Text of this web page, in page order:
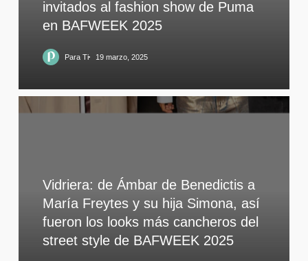
invitados al fashion show de Puma
en BAFWEEK 2025
Para Ti 19 marzo, 2025
Vidriera: de Ámbar de Benedictis a
María Freytes y su hija Simona, así
fueron los looks más cancheros del
street style de BAFWEEK 2025